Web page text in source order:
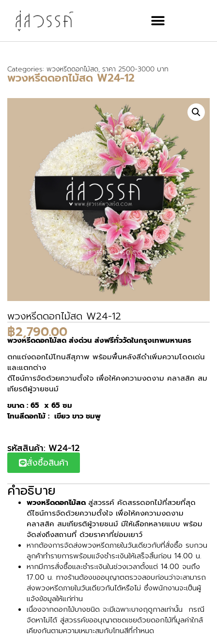
Categories: พวงหรีดดอกไม้สด, ราคา 2500-3000 บาท
พวงหรีดดอกไม้สด W24-12
พวงหรีดดอกไม้สด W24-12
฿2,790.00
พวงหรีดดอกไม้สด ส่งด่วน ส่งฟรีทั่ววัดในกรุงเทพมหานคร
ตกแต่งดอกไม้โทนสีสุภาพ พร้อมพื้นหลังสีดำเพิ่มความโดดเด่น
และแตกต่าง
ดีไซน์การจัดด้วยความตั้งใจ เพื่อให้คงความงดงาม คลาสสิค สม
เกียรติผู้วายชนม์
ขนาด : 65 x 65 ซม
โทนสีดอกไม้ : เขียว ขาว ชมพู
รหัสสินค้า: W24-12
สั่งซื้อสินค้า
คำอธิบาย
พวงหรีดดอกไม้สด สู่สวรรค์ คัดสรรดอกไม้ที่สวยที่สุด
ดีไซน์การจัดด้วยความตั้งใจ เพื่อให้คงความงดงาม
คลาสสิค สมเกียรติผู้วายชนม์ มีให้เลือกหลายแบบ พร้อม
จัดส่งถึงสถานที่ ด้วยราคาที่ย่อมเยาว์
หากต้องการจัดส่งพวงหรีดภายในวันเดียวกับที่สั่งซื้อ รบกวน
ลูกค้าทำรายการพร้อมแจ้งชำระเงินให้เสร็จสิ้นก่อน 14.00 น.
หากมีการสั่งซื้อและชำระเงินในช่วงเวลาตั้งแต่ 14.00 จนถึง
17.00 น. ทางร้านต้องขออนุญาตตรวจสอบก่อนว่าจะสามารถ
ส่งพวงหรีดภายในวันเดียวกันได้หรือไม่ ซึ่งพนักงานจะเป็นผู้
แจ้งข้อมูลให้แก่ท่าน
เนื่องจากดอกไม้บางชนิด จะมีเฉพาะบางฤดูกาลเท่านั้น กรณี
จัดหาไม่ได้ สู่สวรรค์ขออนุญาตชดเชยด้วยดอกไม้ที่มูลค่าใกล้
เคียงกันตามความเหมาะสมกับโทนสีที่กำหนด